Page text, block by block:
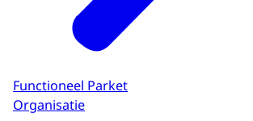
Functioneel Parket
Organisatie